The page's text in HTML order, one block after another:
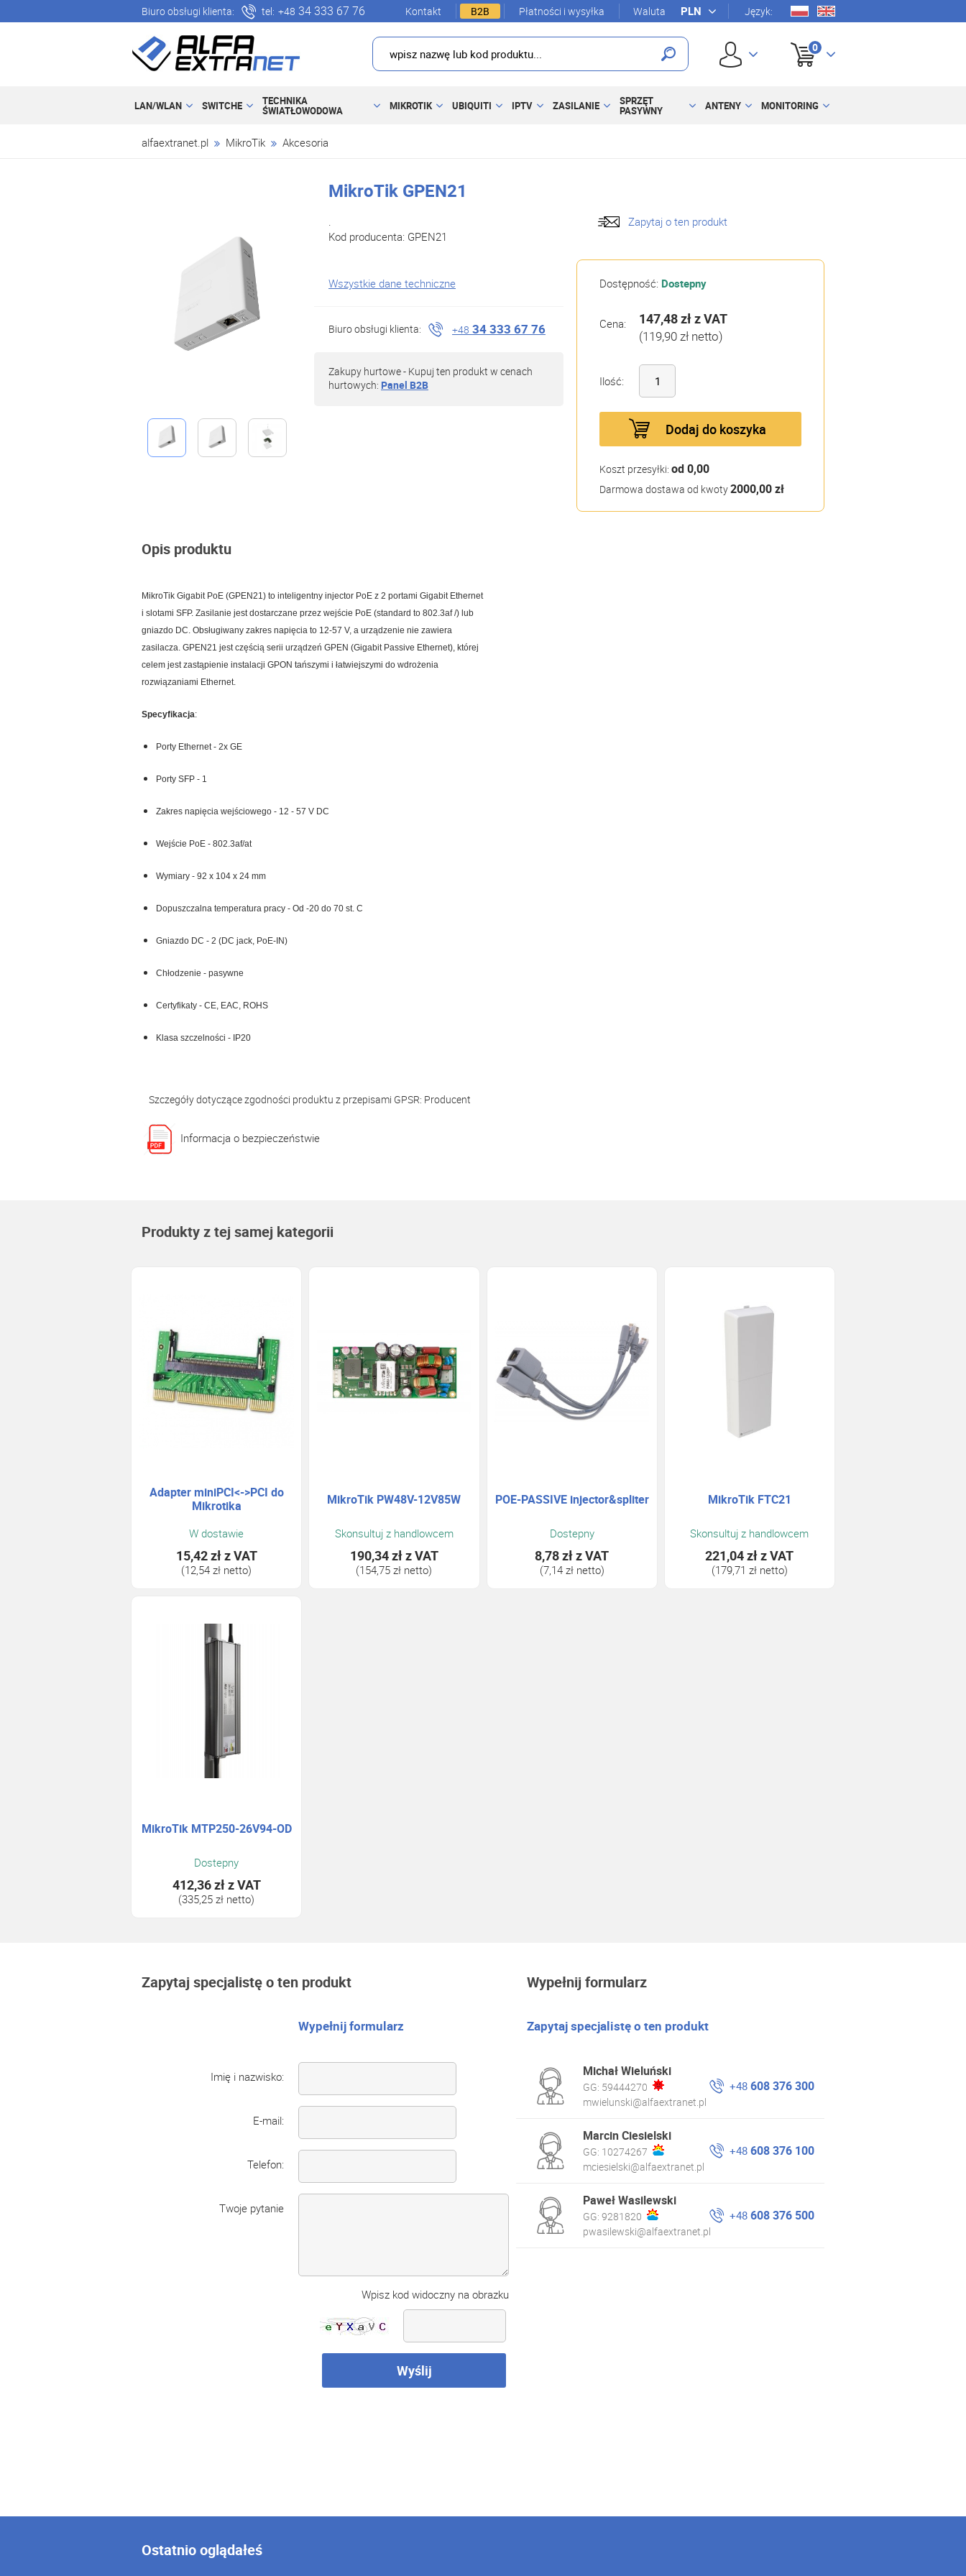
Biuro obsługi klienta: tel: +48 34 333 67 76 Kontakt B2B Płatności i wysyłka Waluta Język:
0
LAN/WLAN SWITCHE TECHNIKA
ŚWIATŁOWODOWA MIKROTIK UBIQUITI IPTV ZASILANIE SPRZĘT
PASYWNY ANTENY MONITORING
alfaextranet.pl MikroTik Akcesoria
MikroTik GPEN21
.
Kod producenta: GPEN21
Zapytaj o ten produkt
Wszystkie dane techniczne
Biuro obsługi klienta: +48 34 333 67 76
Zakupy hurtowe - Kupuj ten produkt w cenach
hurtowych: Panel B2B
Dostępność: Dostepny
Cena: 147,48 złz VAT
(119,90 zł netto)
Ilość:
Dodaj do koszyka
Koszt przesyłki: od 0,00
Darmowa dostawa od kwoty2000,00 zł
Opis produktu
MikroTik Gigabit PoE (GPEN21) to inteligentny injector PoE z 2 portami Gigabit Ethernet
i slotami SFP. Zasilanie jest dostarczane przez wejście PoE (standard to 802.3af /) lub
gniazdo DC. Obsługiwany zakres napięcia to 12-57 V, a urządzenie nie zawiera
zasilacza. GPEN21 jest częścią serii urządzeń GPEN (Gigabit Passive Ethernet), której
celem jest zastąpienie instalacji GPON tańszymi i łatwiejszymi do wdrożenia
rozwiązaniami Ethernet.
Specyfikacja:
Porty Ethernet - 2x GE
Porty SFP - 1
Zakres napięcia wejściowego - 12 - 57 V DC
Wejście PoE - 802.3af/at
Wymiary - 92 x 104 x 24 mm
Dopuszczalna temperatura pracy - Od -20 do 70 st. C
Gniazdo DC - 2 (DC jack, PoE-IN)
Chłodzenie - pasywne
Certyfikaty - CE, EAC, ROHS
Klasa szczelności - IP20
Szczegóły dotyczące zgodności produktu z przepisami GPSR: Producent
Informacja o bezpieczeństwie
Produkty z tej samej kategorii
Adapter miniPCI<->PCI do
Mikrotika
W dostawie
15,42 złz VAT
(12,54 zł netto)
MikroTik PW48V-12V85W
Skonsultuj z handlowcem
190,34 złz VAT
(154,75 zł netto)
POE-PASSIVE injector&spliter
Dostepny
8,78 złz VAT
(7,14 zł netto)
MikroTik FTC21
Skonsultuj z handlowcem
221,04 złz VAT
(179,71 zł netto)
MikroTik MTP250-26V94-OD
Dostepny
412,36 złz VAT
(335,25 zł netto)
Zapytaj specjalistę o ten produkt
Wypełnij formularz
Imię i nazwisko:
E-mail:
Telefon:
Twoje pytanie
Wpisz kod widoczny na obrazku
Wyślij
Wypełnij formularz
Zapytaj specjalistę o ten produkt
Michał Wieluński
GG: 59444270
mwielunski@alfaextranet.pl
+48608 376 300
Marcin Ciesielski
GG: 10274267
mciesielski@alfaextranet.pl
+48608 376 100
Paweł Wasilewski
GG:9281820
pwasilewski@alfaextranet.pl
+48608 376 500
Ostatnio oglądałeś